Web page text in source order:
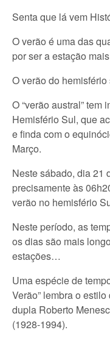
Senta que lá vem
O verão é uma das
por ser a estação
O verão do hemisfério
O “verão austral”
Hemisfério Sul, que
e finda com o
Março.
Neste sábado, dia 21
precisamente às
verão no hemisfério
Neste período, as
os dias são mais
estações…
Uma espécie de
Verão” lembra o
dupla Roberto
(1928-1994).